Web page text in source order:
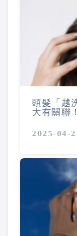
頭髮「越
大有關聯
2025-04-